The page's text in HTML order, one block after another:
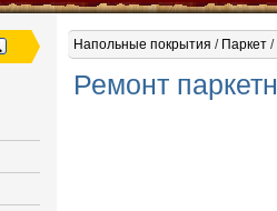
Напольные покрытия / Паркет /
Ремонт